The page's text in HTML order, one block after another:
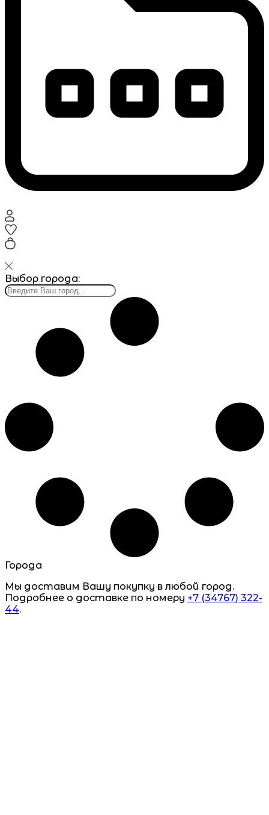
Выбор города:
Города
Мы доставим Вашу покупку в любой город.
Подробнее о доставке по номеру +7 (34767) 322-
44.